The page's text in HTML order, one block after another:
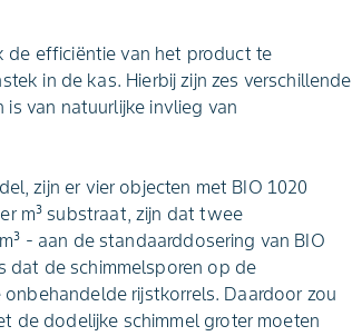
de efficiëntie van het product te
in de kas. Hierbij zijn zes verschillende
van natuurlijke invlieg van
zijn er vier objecten met BIO 1020
m³ substraat, zijn dat twee
- aan de standaarddosering van BIO
dat de schimmelsporen op de
rijstkorrels. Daardoor zou
de dodelijke schimmel groter moeten